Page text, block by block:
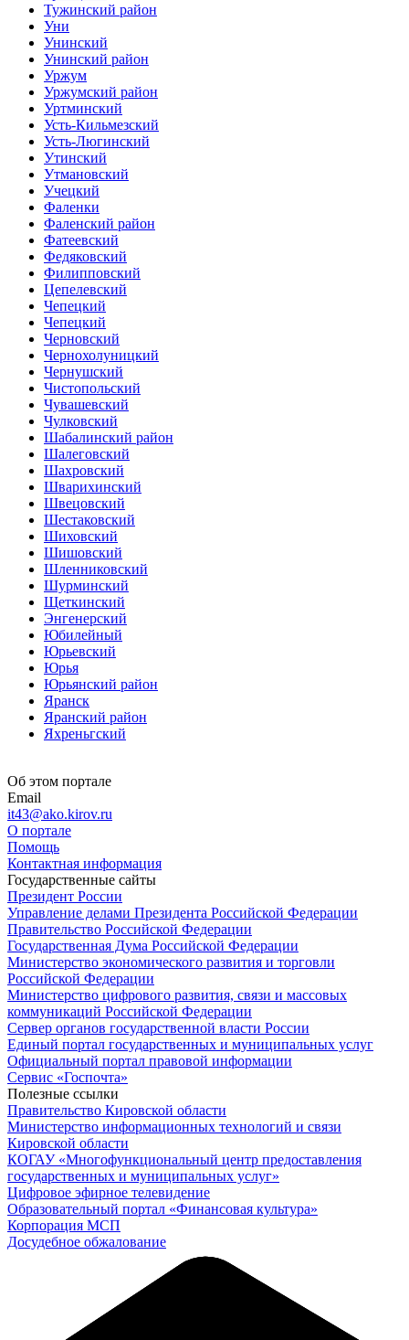
Тужинский район
Уни
Унинский
Унинский район
Уржум
Уржумский район
Уртминский
Усть-Кильмезский
Усть-Люгинский
Утинский
Утмановский
Учецкий
Фаленки
Фаленский район
Фатеевский
Федяковский
Филипповский
Цепелевский
Чепецкий
Чепецкий
Черновский
Чернохолуницкий
Чернушский
Чистопольский
Чувашевский
Чулковский
Шабалинский район
Шалеговский
Шахровский
Шварихинский
Швецовский
Шестаковский
Шиховский
Шишовский
Шленниковский
Шурминский
Щеткинский
Энгенерский
Юбилейный
Юрьевский
Юрья
Юрьянский район
Яранск
Яранский район
Яхреньгский
Об этом портале
Email
it43@ako.kirov.ru
О портале
Помощь
Контактная информация
Государственные сайты
Президент России
Управление делами Президента Российской Федерации
Правительство Российской Федерации
Государственная Дума Российской Федерации
Министерство экономического развития и торговли
Российской Федерации
Министерство цифрового развития, связи и массовых
коммуникаций Российской Федерации
Сервер органов государственной власти России
Единый портал государственных и муниципальных услуг
Официальный портал правовой информации
Cервис «Госпочта»
Полезные ссылки
Правительство Кировской области
Министерство информационных технологий и связи
Кировской области
КОГАУ «Многофункциональный центр предоставления
государственных и муниципальных услуг»
Цифровое эфирное телевидение
Образовательный портал «Финансовая культура»
Корпорация МСП
Досудебное обжалование